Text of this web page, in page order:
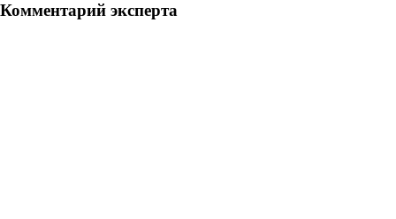
Комментарий эксперта